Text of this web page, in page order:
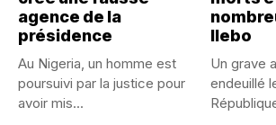
agence de la
présidence
Au Nigeria, un homme est
poursuivi par la justice pour
avoir mis...
Ilebo
Un grave
endeuillé